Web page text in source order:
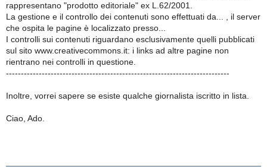
rappresentano "prodotto editoriale" ex L.62/2001.
La gestione e il controllo dei contenuti sono effettuati da... , il server
che ospita le pagine è localizzato presso...
I controlli sui contenuti riguardano esclusivamente quelli pubblicati
sul sito www.creativecommons.it: i links ad altre pagine non
rientrano nei controlli in questione.
---------------------------------------------------------------------------
Inoltre, vorrei sapere se esiste qualche giornalista iscritto in lista.
Ciao, Ado.